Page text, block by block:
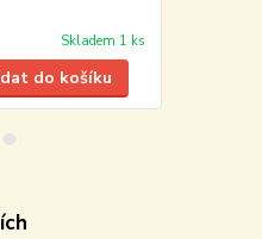
Skladem 1 ks
do košíku